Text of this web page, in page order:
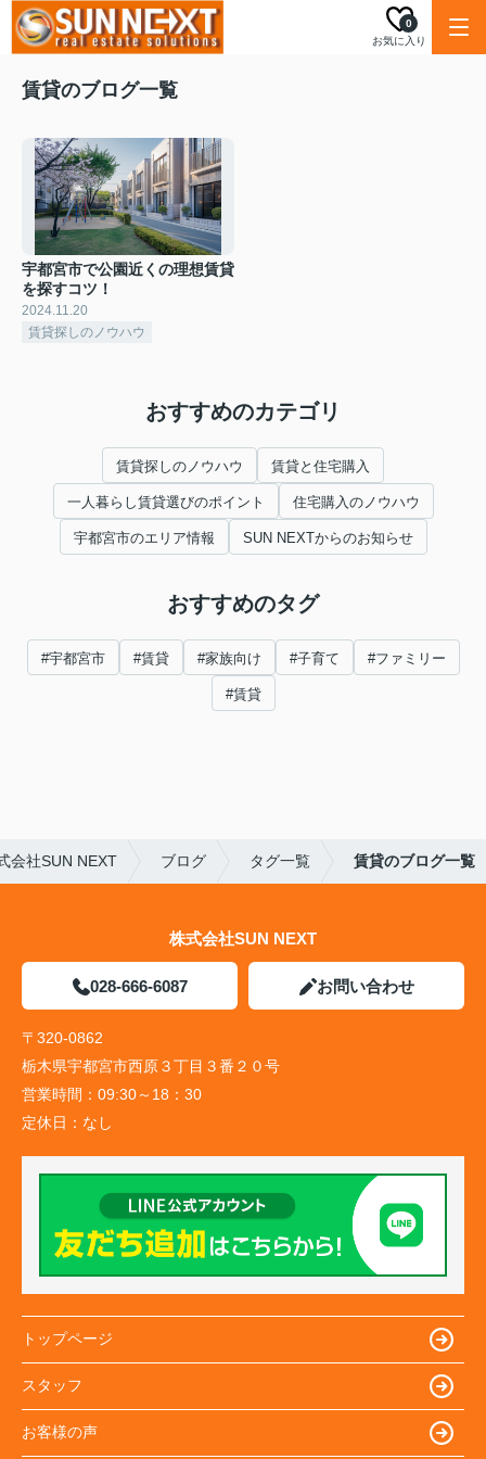
お気に入り
0
賃貸のブログ一覧
宇都宮市で公園近くの理想賃貸
を探すコツ！
2024.11.20
賃貸探しのノウハウ
おすすめのカテゴリ
賃貸探しのノウハウ 賃貸と住宅購入
一人暮らし賃貸選びのポイント 住宅購入のノウハウ
宇都宮市のエリア情報 SUN NEXTからのお知らせ
おすすめのタグ
#宇都宮市 #賃貸 #家族向け #子育て #ファミリー
#賃貸
会社SUN NEXT ブログ タグ一覧 賃貸のブログ一覧
株式会社SUN NEXT
028-666-6087 お問い合わせ
〒320-0862
栃木県宇都宮市西原３丁目３番２０号
営業時間： 09:30～18：30
定休日： なし
トップページ
スタッフ
お客様の声